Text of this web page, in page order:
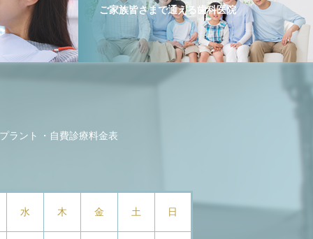
ご家族皆さまで通える歯科医院
ラント 自費診療料金表
水 木 金 土 日